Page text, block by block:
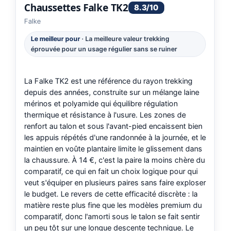
Chaussettes Falke TK2 8.3/10
Falke
Le meilleur pour · La meilleure valeur trekking
éprouvée pour un usage régulier sans se ruiner
La Falke TK2 est une référence du rayon trekking
depuis des années, construite sur un mélange laine
mérinos et polyamide qui équilibre régulation
thermique et résistance à l'usure. Les zones de
renfort au talon et sous l'avant-pied encaissent bien
les appuis répétés d'une randonnée à la journée, et le
maintien en voûte plantaire limite le glissement dans
la chaussure. À 14 €, c'est la paire la moins chère du
comparatif, ce qui en fait un choix logique pour qui
veut s'équiper en plusieurs paires sans faire exploser
le budget. Le revers de cette efficacité discrète : la
matière reste plus fine que les modèles premium du
comparatif, donc l'amorti sous le talon se fait sentir
un peu tôt sur une longue descente technique. Le